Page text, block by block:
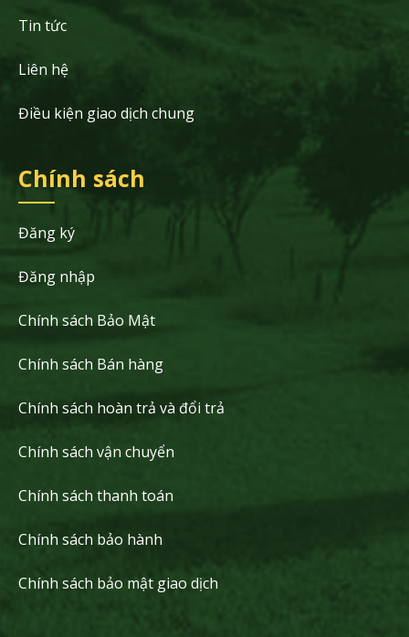
Tin tức
Liên hệ
Điều kiện giao dịch chung
Chính sách
Đăng ký
Đăng nhập
Chính sách Bảo Mật
Chính sách Bán hàng
Chính sách hoàn trả và đổi trả
Chính sách vận chuyển
Chính sách thanh toán
Chính sách bảo hành
Chính sách bảo mật giao dịch